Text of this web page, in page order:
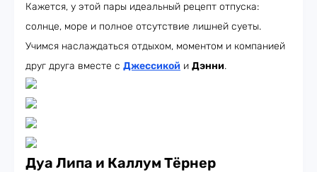
Кажется, у этой пары идеальный рецепт отпуска:
солнце, море и полное отсутствие лишней суеты.
Учимся наслаждаться отдыхом, моментом и компанией
друг друга вместе с Джессикой и Дэнни.
Дуа Липа и Каллум Тёрнер